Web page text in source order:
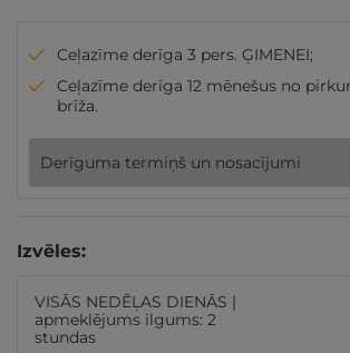
Ceļazīme derīga 3 pers. ĢIMENEI;
Ceļazīme derīga 12 mēnešus no
brīža.
Derīguma termiņš un nosacījumi
Izvēles:
VISĀS NEDĒĻAS DIENĀS |
apmeklējums ilgums: 2
stundas